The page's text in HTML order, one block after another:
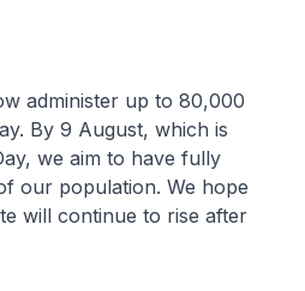
administer up to 80,000
By 9 August, which is
we aim to have fully
our population. We hope
will continue to rise after